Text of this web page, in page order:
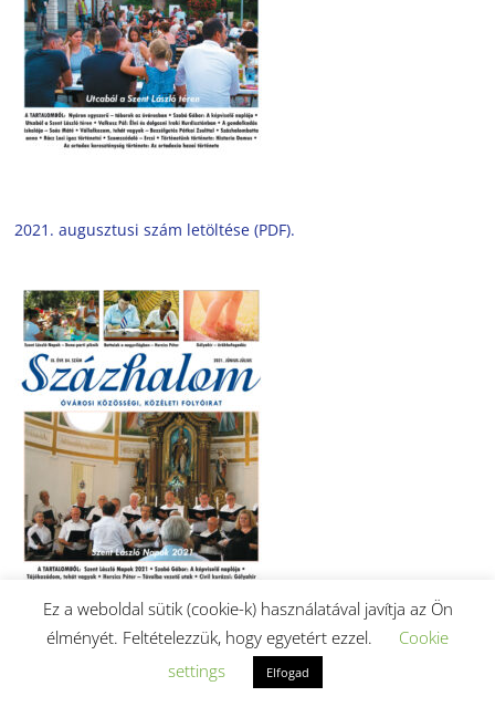
2021. augusztusi szám letöltése (PDF).
2021. június-júliusi szám letöltése (PDF).
Ez a weboldal sütik (cookie-k) használatával javítja az Ön
élményét. Feltételezzük, hogy egyetért ezzel.
Cookie
settings
Elfogad